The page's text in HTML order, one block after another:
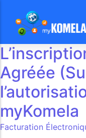
La caisse multi-
Le meilleur de la
La gestion des
Les commandes
La synchro
La gestion du SAV
Blog New
FAQ & Aides
Préconisations
Contactez-nous
Démo gratuite 30mn
Demandez votre
Offre Chèque
Agréée
myKomela
Facturation